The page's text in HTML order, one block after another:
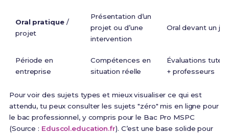
Oral pratique/
projet
Présentation d’un
projet ou d’une
intervention
Oral devant un
Période en
entreprise
Compétences en
situation réelle
Évaluations tuteur
+ professeurs
Pour voir des sujets types et mieux visualiser ce qui est
attendu, tu peux consulter les sujets "zéro" mis en ligne pour
le bac professionnel, y compris pour le Bac Pro MSPC
(Source : Eduscol.education.fr). C’est une base solide pour